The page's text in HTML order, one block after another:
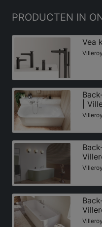
PRODUCTEN IN
Vea
|